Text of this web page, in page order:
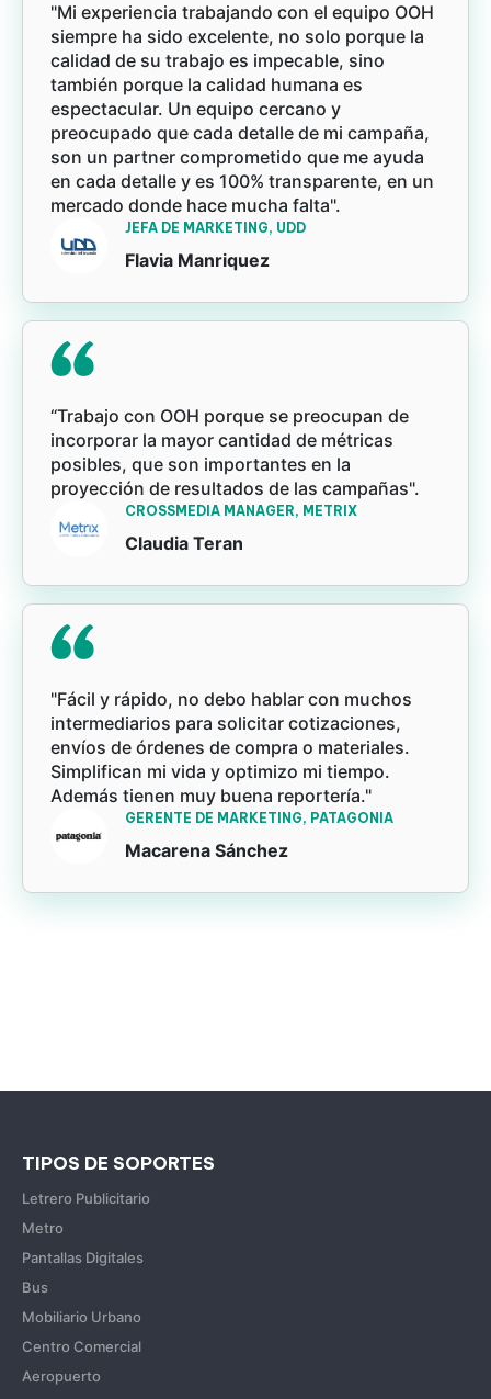
"Mi experiencia trabajando con el equipo OOH
siempre ha sido excelente, no solo porque la
calidad de su trabajo es impecable, sino
también porque la calidad humana es
espectacular. Un equipo cercano y
preocupado que cada detalle de mi campaña,
son un partner comprometido que me ayuda
en cada detalle y es 100% transparente, en un
mercado donde hace mucha falta".
JEFA DE MARKETING, UDD
Flavia Manriquez
“Trabajo con OOH porque se preocupan de
incorporar la mayor cantidad de métricas
posibles, que son importantes en la
proyección de resultados de las campañas".
CROSSMEDIA MANAGER, METRIX
Claudia Teran
"Fácil y rápido, no debo hablar con muchos
intermediarios para solicitar cotizaciones,
envíos de órdenes de compra o materiales.
Simplifican mi vida y optimizo mi tiempo.
Además tienen muy buena reportería."
GERENTE DE MARKETING, PATAGONIA
Macarena Sánchez
TIPOS DE SOPORTES
Letrero Publicitario
Metro
Pantallas Digitales
Bus
Mobiliario Urbano
Centro Comercial
Aeropuerto